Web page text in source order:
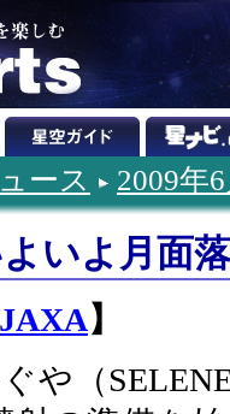
ース 2009年
よいよ月面
JAXA】
や（